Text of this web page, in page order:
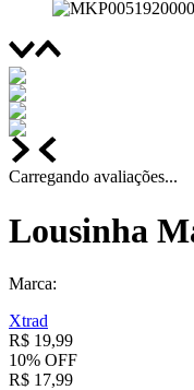
Carregando avaliações...
Lousinha
Marca:
Xtrad
R$ 19,99
10% OFF
R$ 17,99